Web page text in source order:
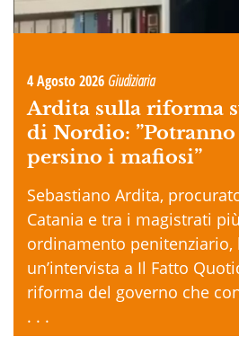
4 Agosto 2026 Giudiziaria
Ardita sulla riforma
di Nordio:
persino i mafiosi”
Sebastiano Ardita,
Catania e tra i magistrati
ordinamento penitenziario,
un’intervista a Il Fatto
riforma del governo che
. . .